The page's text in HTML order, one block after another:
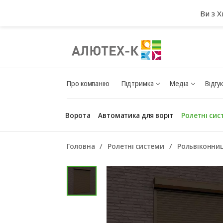
Про компанію Підтримка Медіа
Ворота Автоматика для воріт Ролетні
Головна Ролетні системи
Ви з